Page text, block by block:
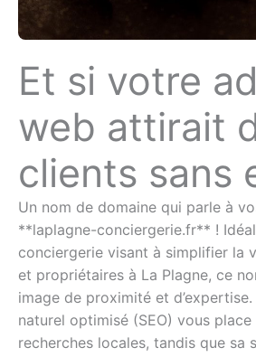
Et si votre
web attirait
clients sans
Un nom de domaine qui parle à
**laplagne-conciergerie.fr** !
conciergerie visant à simplifier la
et propriétaires à La Plagne, ce
image de proximité et
naturel optimisé (SEO) vous
recherches locales, tandis que sa